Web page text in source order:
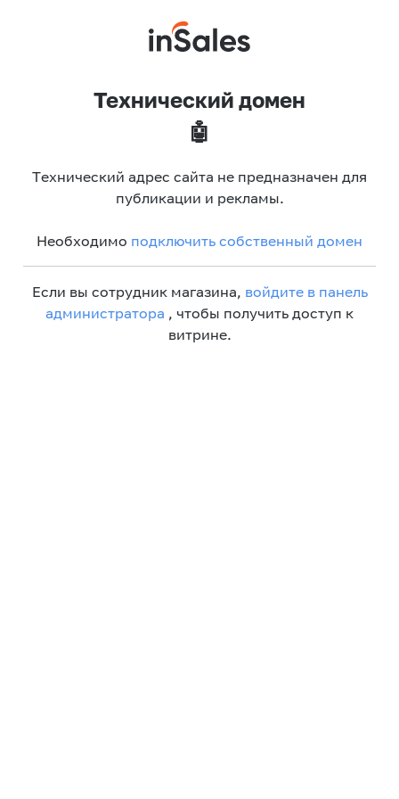
Технический домен
🤖
Технический адрес сайта не предназначен для
публикации и рекламы.
Необходимо подключить собственный домен
Если вы сотрудник магазина, войдите в панель
администратора , чтобы получить доступ к
витрине.